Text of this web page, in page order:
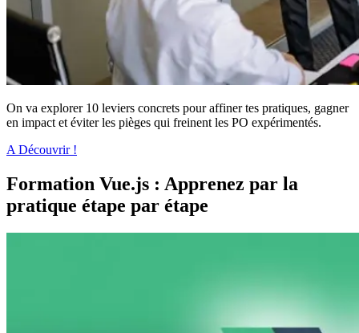
On va explorer 10 leviers concrets pour affiner tes pratiques, gagner
en impact et éviter les pièges qui freinent les PO expérimentés.
A Découvrir !
Formation Vue.js : Apprenez par la
pratique étape par étape